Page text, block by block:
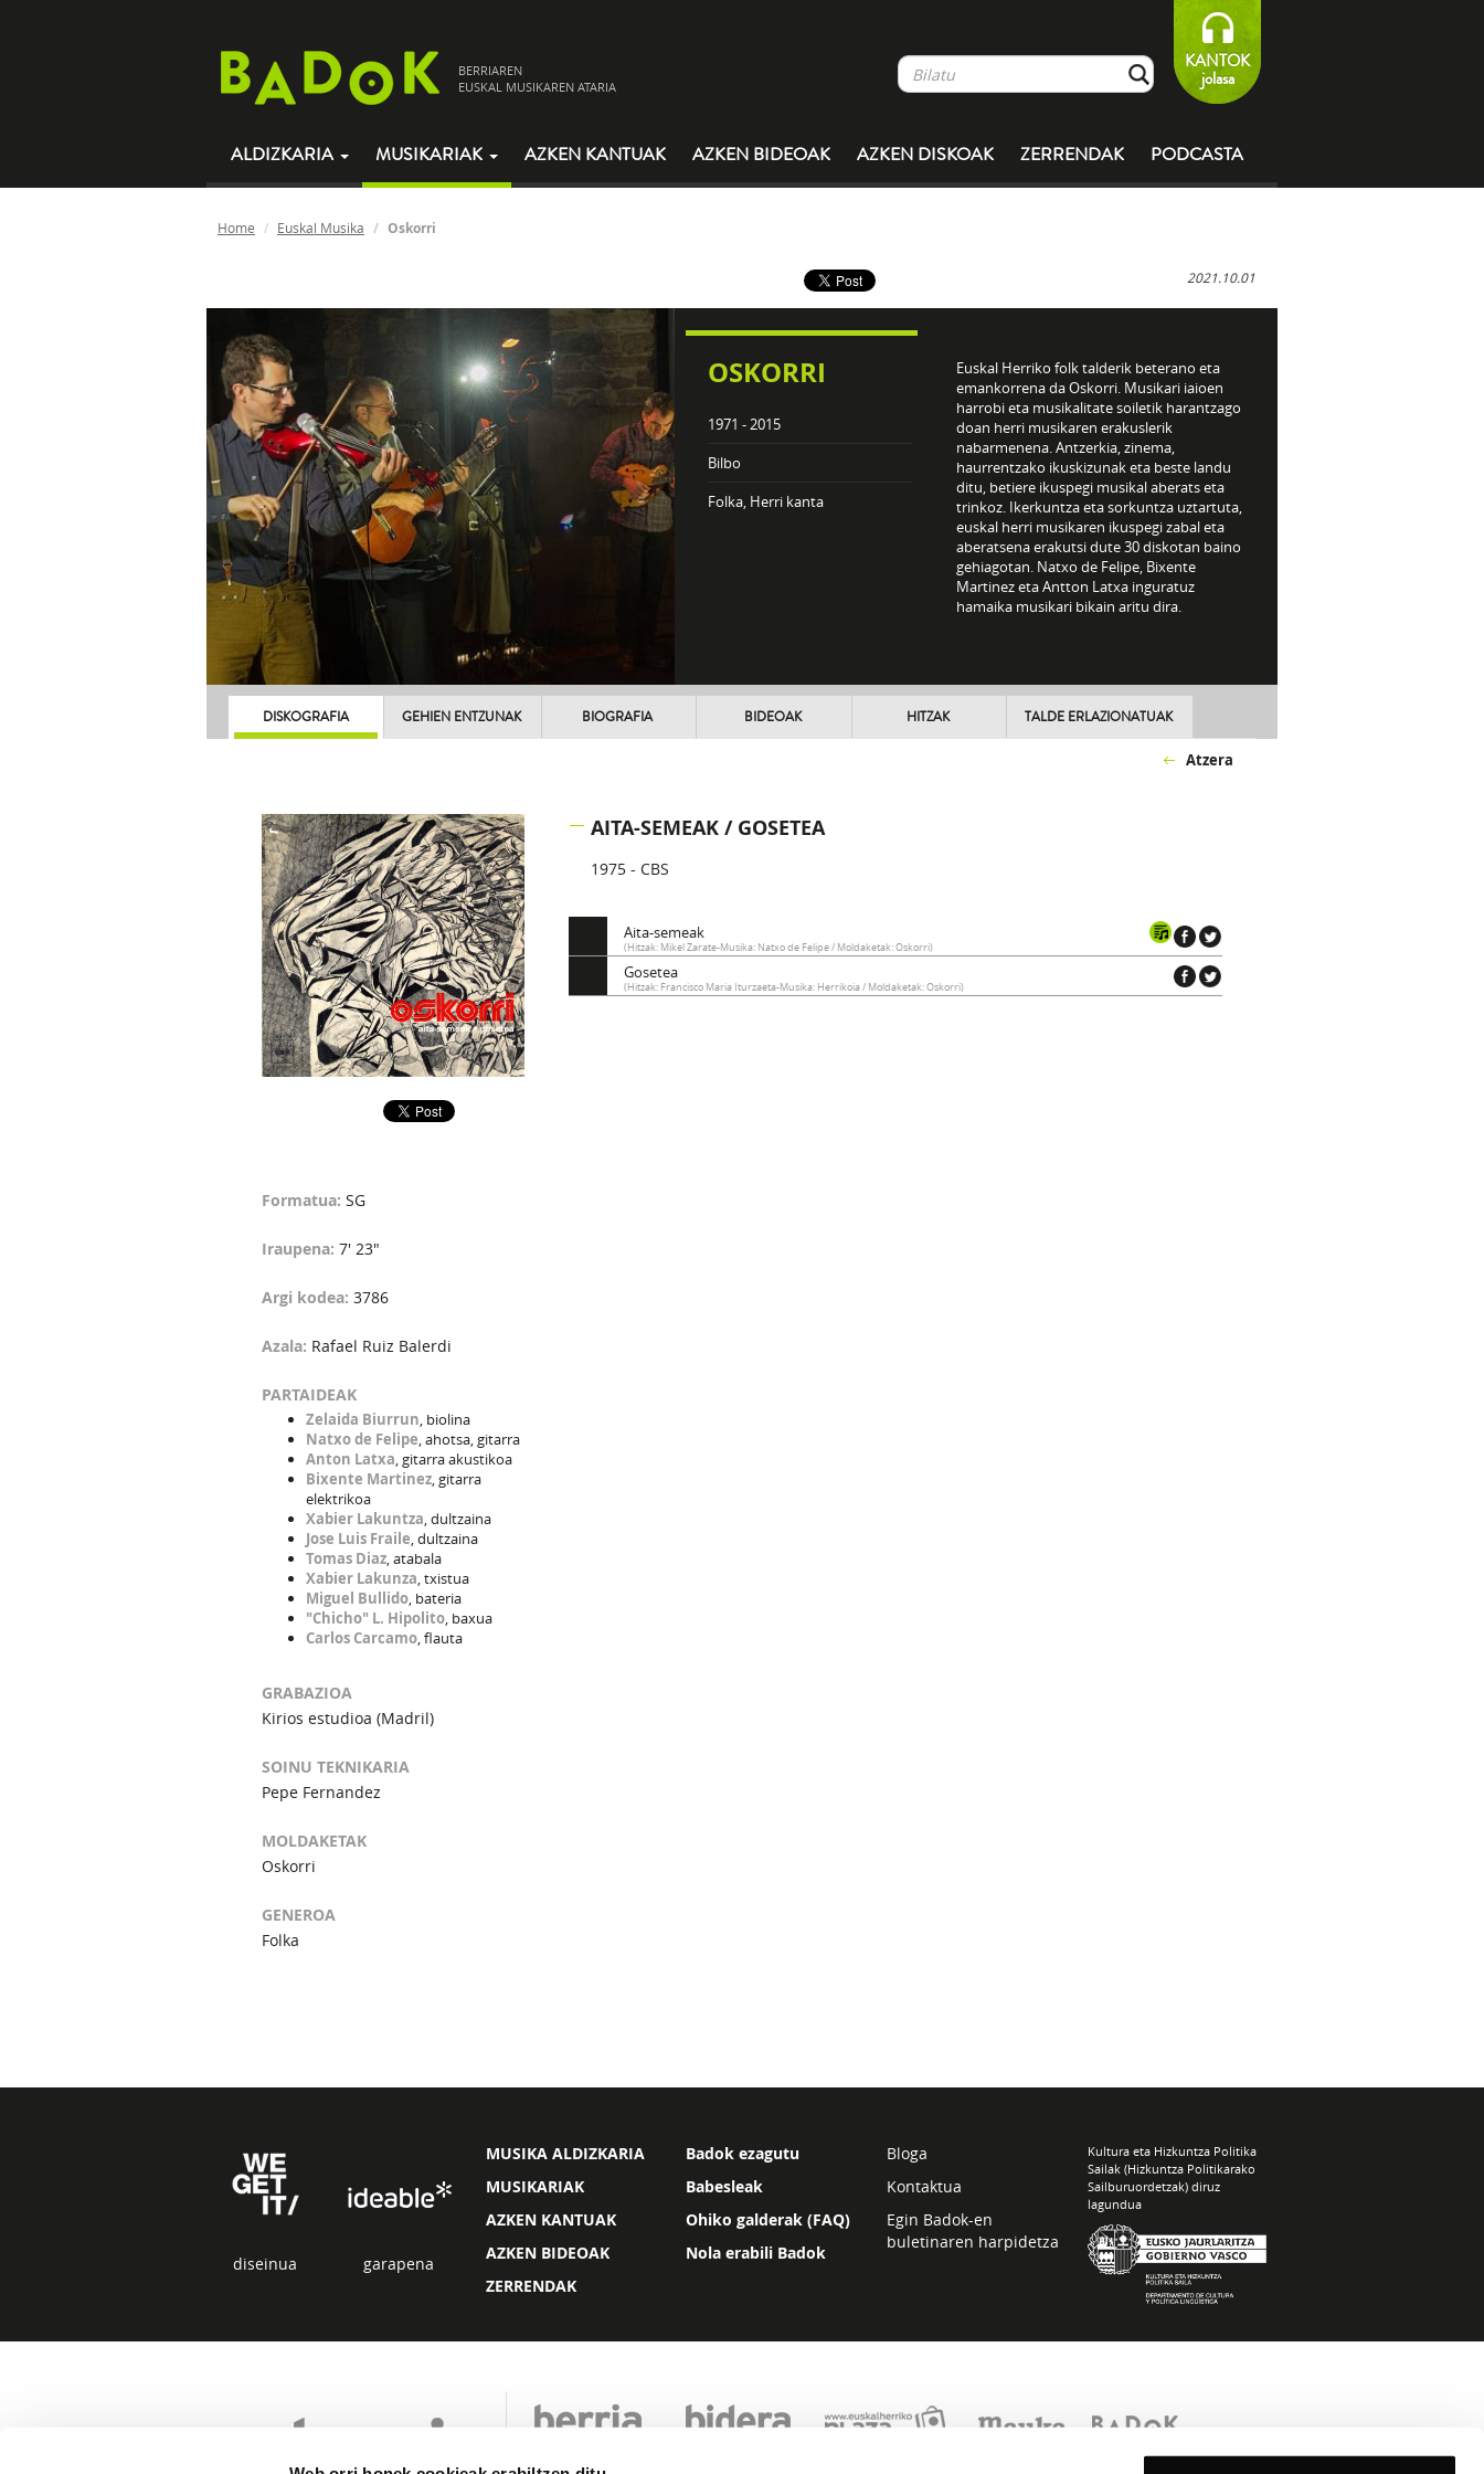
BERRIAREN
EUSKAL MUSIKAREN ATARIA
KANTOK
jolasa
ALDIZKARIA MUSIKARIAK AZKEN KANTUAK AZKEN BIDEOAK AZKEN DISKOAK ZERRENDAK PODCASTA
Home Euskal Musika Oskorri
2021.10.01
OSKORRI
1971 - 2015
Bilbo
Folka, Herri kanta
Euskal Herriko folk talderik beterano eta
emankorrena da Oskorri. Musikari iaioen
harrobi eta musikalitate soiletik harantzago
doan herri musikaren erakuslerik
nabarmenena. Antzerkia, zinema,
haurrentzako ikuskizunak eta beste landu
ditu, betiere ikuspegi musikal aberats eta
trinkoz. Ikerkuntza eta sorkuntza uztartuta,
euskal herri musikaren ikuspegi zabal eta
aberatsena erakutsi dute 30 diskotan baino
gehiagotan. Natxo de Felipe, Bixente
Martinez eta Antton Latxa inguratuz
hamaika musikari bikain aritu dira.
DISKOGRAFIA GEHIEN ENTZUNAK BIOGRAFIA BIDEOAK HITZAK TALDE ERLAZIONATUAK
Atzera
Formatua: SG
Iraupena: 7' 23"
Argi kodea: 3786
Azala: Rafael Ruiz Balerdi
PARTAIDEAK
Zelaida Biurrun, biolina
Natxo de Felipe, ahotsa, gitarra
Anton Latxa, gitarra akustikoa
Bixente Martinez, gitarra
elektrikoa
Xabier Lakuntza, dultzaina
Jose Luis Fraile, dultzaina
Tomas Diaz, atabala
Xabier Lakunza, txistua
Miguel Bullido, bateria
"Chicho" L. Hipolito, baxua
Carlos Carcamo, flauta
GRABAZIOA
Kirios estudioa (Madril)
SOINU TEKNIKARIA
Pepe Fernandez
MOLDAKETAK
Oskorri
GENEROA
Folka
AITA-SEMEAK / GOSETEA
1975 - CBS
Aita-semeak
(Hitzak: Mikel Zarate-Musika: Natxo de Felipe / Moldaketak: Oskorri)
Gosetea
(Hitzak: Francisco Maria Iturzaeta-Musika: Herrikoia / Moldaketak: Oskorri)
diseinua garapena
MUSIKA ALDIZKARIA
MUSIKARIAK
AZKEN KANTUAK
AZKEN BIDEOAK
ZERRENDAK
Badok ezagutu
Babesleak
Ohiko galderak (FAQ)
Nola erabili Badok
Bloga
Kontaktua
Egin Badok-en
buletinaren harpidetza
Kultura eta Hizkuntza Politika
Sailak (Hizkuntza Politikarako
Sailburuordetzak) diruz
lagundua